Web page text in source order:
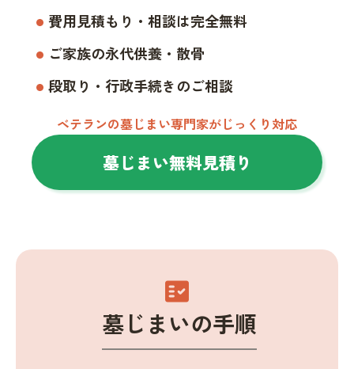
費用見積もり・相談は完全無料
ご家族の永代供養・散骨
段取り・行政手続きのご相談
ベテランの墓じまい専門家がじっくり対応
墓じまい無料見積り
fact_check
墓じまいの手順